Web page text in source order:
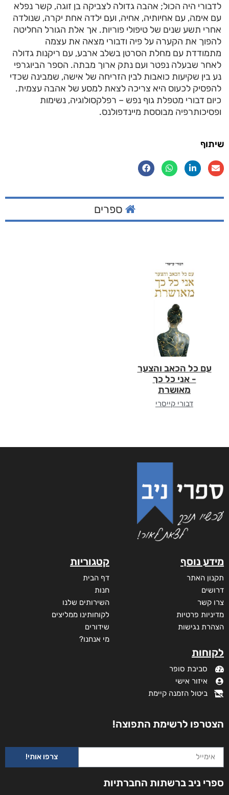
לדבורי היה הכול; אהבה גדולה לצביקה בן זוגה, קשר נפלא
עם אימה, עם אחיותיה, אחיה, ועם ילדה אחת יקרה, שנולדה
אחרי תשע שנים של טיפולי פוריות. אך אלת הגורל החליטה
להפוך את הקערה על פיה ודבורי מצאה את עצמה
מתמודדת עם מחלת הסרטן בשלב ארבע, עם ריקנות גדולה
לאחר שבעלה נפטר ועם נתק ארוך מבתה. הספר הביוגרפי
נע בין שקיעות כואבות לבין הזריחה של אישה, שמבינה שכדי
להפסיק לכעוס היא צריכה לצאת למסע של אהבה עצמית.
כיום דבורי מטפלת גוף נפש – רפלקסולוגיה, נשימות
ופסיכותרפיה מבוססת מיינדפולנס.
שיתוף
ספרים
עם כל הכאב והצער
- אני כל כך
מאושרת
דבורי קייסרי
מידע נוסף
תקנון האתר
דרושים
צרו קשר
מדיניות פרטיות
הצהרת נגישות
לקוחות
סביבת סופר
איזור אישי
ביטול הזמנה קיימת
קטגוריות
דף הבית
חנות
השירותים שלנו
לקוחותינו ממליצים
שידורים
מי אנחנו?
הצטרפו לרשימת התפוצה!
צרפו אותי!
ספרי ניב ברשתות החברתיות